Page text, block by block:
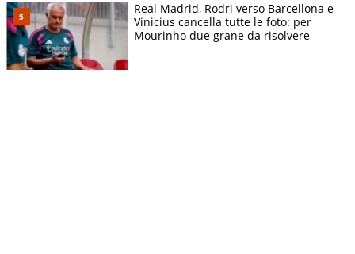
Real Madrid, Rodri verso Barcellona e
Vinicius cancella tutte le foto: per
Mourinho due grane da risolvere